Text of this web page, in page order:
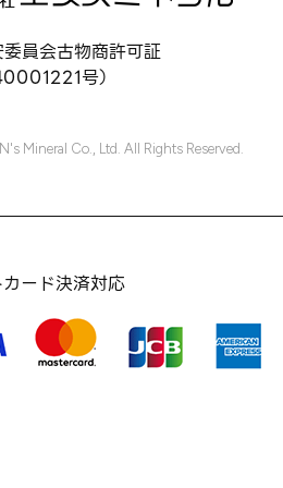
員会古物商許可証
号）
Mineral Co., Ltd. All Rights Reserved.
ード決済対応